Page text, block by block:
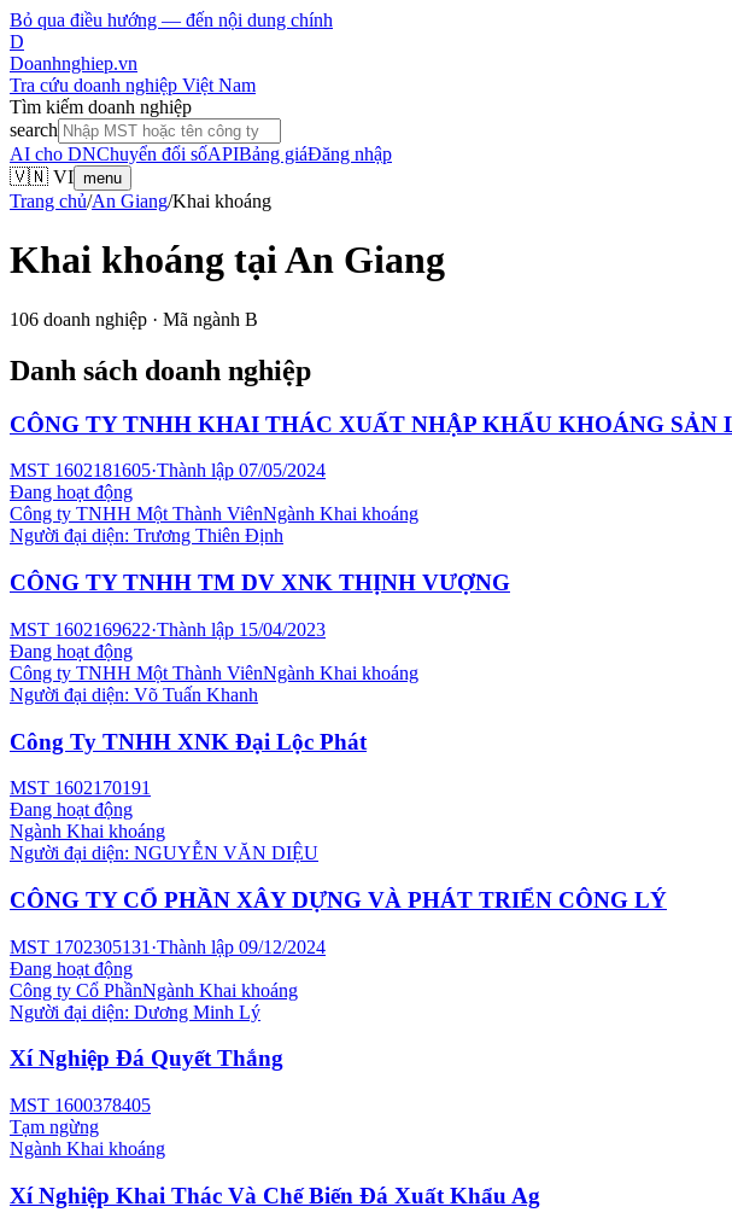
Bỏ qua điều hướng — đến nội dung chính
D
Doanhnghiep.vn
Tra cứu doanh nghiệp Việt Nam
Tìm kiếm doanh nghiệp
search
AI cho DNChuyển đổi sốAPIBảng giáĐăng nhập
🇻🇳 VI menu
Trang chủ/An Giang/Khai khoáng
Khai khoáng tạiAn Giang
106 doanh nghiệp · Mã ngành B
Danh sách doanh nghiệp
CÔNG TY TNHH KHAI THÁC XUẤT NHẬP KHẨU KHOÁNG SẢN
MST 1602181605·Thành lập 07/05/2024
Đang hoạt động
Công ty TNHH Một Thành ViênNgành Khai khoáng
Người đại diện: Trương Thiên Định
CÔNG TY TNHH TM DV XNK THỊNH VƯỢNG
MST 1602169622·Thành lập 15/04/2023
Đang hoạt động
Công ty TNHH Một Thành ViênNgành Khai khoáng
Người đại diện: Võ Tuấn Khanh
Công Ty TNHH XNK Đại Lộc Phát
MST 1602170191
Đang hoạt động
Ngành Khai khoáng
Người đại diện: NGUYỄN VĂN DIỆU
CÔNG TY CỔ PHẦN XÂY DỰNG VÀ PHÁT TRIỂN CÔNG LÝ
MST 1702305131 ·Thành lập 09/12/2024
Đang hoạt động
Công ty Cổ PhầnNgành Khai khoáng
Người đại diện: Dương Minh Lý
Xí Nghiệp Đá Quyết Thắng
MST 1600378405
Tạm ngừng
Ngành Khai khoáng
Xí Nghiệp Khai Thác Và Chế Biến Đá Xuất Khẩu Ag